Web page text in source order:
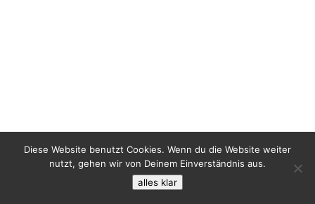
Diese Website benutzt Cookies. Wenn du die Website weiter
nutzt, gehen wir von Deinem Einverständnis aus.
alles klar